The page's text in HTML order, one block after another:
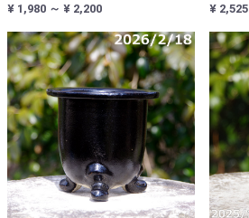
¥ 1,980 ～ ¥ 2,200
¥ 2,525